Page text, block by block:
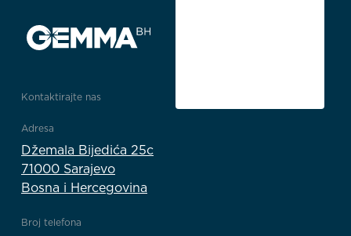
Kontaktirajte nas
Adresa
Džemala Bijedića 25c
71000 Sarajevo
Bosna i Hercegovina
Broj telefona